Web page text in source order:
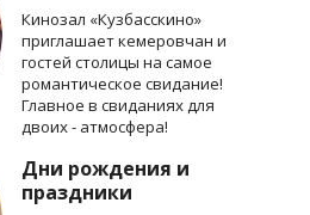
Кинозал «Кузбасскино»
приглашает кемеровчан и
гостей столицы на самое
романтическое свидание!
Главное в свиданиях для
двоих - атмосфера!
Дни рождения и
праздники